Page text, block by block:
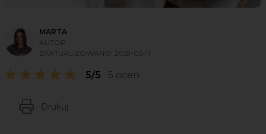
MARTA
AUTOR
ZAKTUALIZOWANO: 2021-05-11
5/5 5 ocen
Drukuj